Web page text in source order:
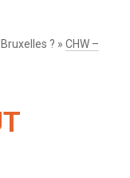
? »CHW –